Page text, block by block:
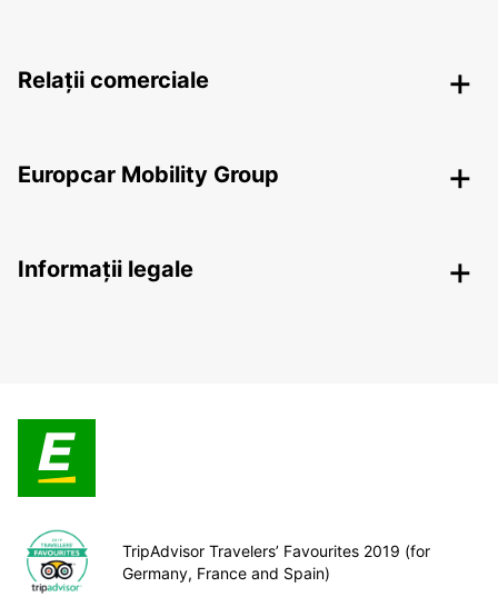
Relații comerciale
Europcar Mobility Group
Informații legale
TripAdvisor Travelers’ Favourites 2019 (for
Germany, France and Spain)